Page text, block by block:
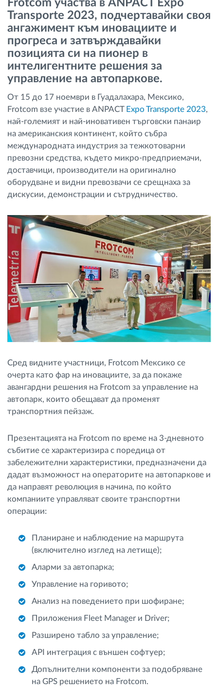
Управление на горивото
Планиране на маршрути и мониторинг
Автоматична идентификация на шофьора
Как отговаряме на нуждите на всяка
флота
Калкулатор за спестявания
Frotcom участва в ANPACT Expo
Transporte 2023, подчертавайки своя
ангажимент към иновациите и
прогреса и затвърждавайки
позицията си на пионер в
интелигентните решения за
управление на автопаркове.
От 15 до 17 ноември в Гуадалахара, Мексико,
Frotcom взе участие в ANPACT Expo Transporte 2023,
най-големият и най-иновативен търговски панаир
на американския континент, който събра
международната индустрия за тежкотоварни
превозни средства, където микро-предприемачи,
доставчици, производители на оригинално
оборудване и видни превозвачи се срещнаха за
дискусии, демонстрации и сътрудничество.
Сред видните участници, Frotcom Мексико се
очерта като фар на иновациите, за да покаже
авангардни решения на Frotcom за управление на
автопарк, които обещават да променят
транспортния пейзаж.
Презентацията на Frotcom по време на 3-дневното
събитие се характеризира с поредица от
забележителни характеристики, предназначени да
дадат възможност на операторите на автопаркове и
да направят революция в начина, по който
компаниите управляват своите транспортни
операции:
Планиране и наблюдение на маршрута
(включително изглед на летище);
Аларми за автопарка;
Управление на горивото;
Анализ на поведението при шофиране;
Приложения Fleet Manager и Driver;
Разширено табло за управление;
API интеграция с външен софтуер;
Допълнителни компоненти за подобряване
на GPS решението на Frotcom.